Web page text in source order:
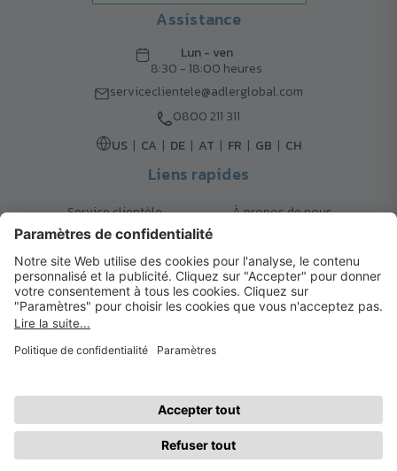
Assistance
Lun - ven
8:30 - 18:00 heures
serviceclientele@adlerglobal.com
0800 211 311
US
CA DE AT FR GB CH
Liens rapides
Service clientèle
À propos de nous
Retours
Contact
FAQ
Garanties
Mode de paiement
Magazine
Mentions légales
© 2026 Cadeaux d’Affaires ADLER
| Politique de Confidentialité
cookies